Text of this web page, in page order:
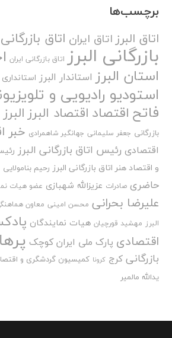
برچسب‌ها
اتاق البرزاتاق ایران اتاق بازرگانی
بازرگانی البرز اتاق بازرگانی ایران
استان البرز استاندار البرز استانداری
استودیو رادیویی و
فاتح اقتصاد اقتصاد البرز
بازرگانی جعفر سلیمانی جهانگیر شاهمرادی خبر
اقتصادی رئیس اتاق بازرگانی البرز
و اقتصاد هنر اتاق بازرگانی البرز رحیم بنامولایی
حاضری صادرات عزیزالله شهبازی عضو هیات
علیرضا بحرانی محسن امینی معاون
البرز مهشید قورچیان هیات نمایندگان
اقتصادی پارک ملی ایران کوچک
بازرگانی کرج کرونا کمیسیون گردشگری و
یدالله مالمیر